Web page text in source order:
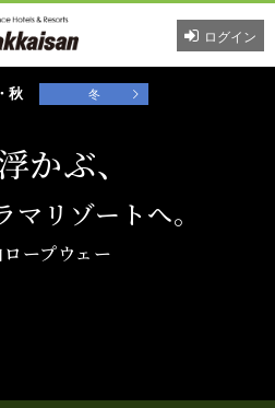
ログイン
秋 冬
かぶ、
マリゾートへ。
ープウェー